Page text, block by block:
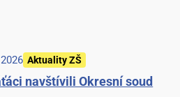
si užili všichni.
Aktuality ZŠ
navštívili Okresní soud